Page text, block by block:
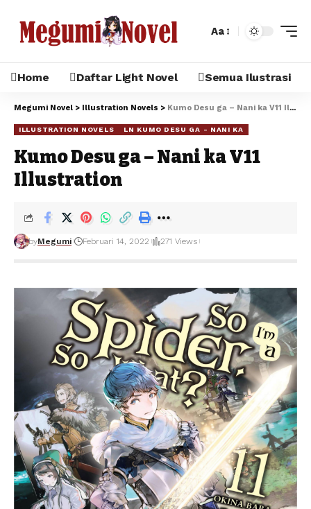
Aa
Home Daftar Light Novel Semua Ilustrasi
Megumi Novel > Illustration Novels > Kumo Desu ga – Nani ka V11 Illustration
ILLUSTRATION NOVELS LN KUMO DESU GA - NANI KA
Kumo Desu ga – Nani ka V11
Illustration
byMegumi Februari 14, 2022 271 Views